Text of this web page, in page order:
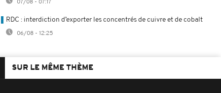
07/08 - 07:17
RDC : interdiction d’exporter les concentrés de cuivre et de cobalt
06/08 - 12:25
SUR LE MÊME THÈME